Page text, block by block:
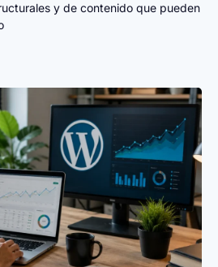
y de contenido que pueden